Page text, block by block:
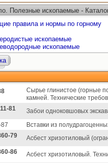
Полезные ископаемые -
правила и нормы по горному
ископаемые
ископаемые
Сырье глинистое (горные
камней. Технические
81
Забои одноковшовых
Вставки из
79
Асбест хризотиловый
86
Асбест хризотиловый.